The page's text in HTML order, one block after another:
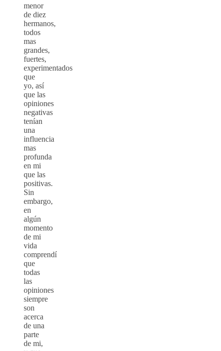
menor
de diez
hermanos,
todos
mas
grandes,
fuertes,
experimentados
que
yo, así
que las
opiniones
negativas
tenían
una
influencia
mas
profunda
en mi
que las
positivas.
Sin
embargo,
en
algún
momento
de mi
vida
comprendí
que
todas
las
opiniones
siempre
son
acerca
de una
parte
de mi,